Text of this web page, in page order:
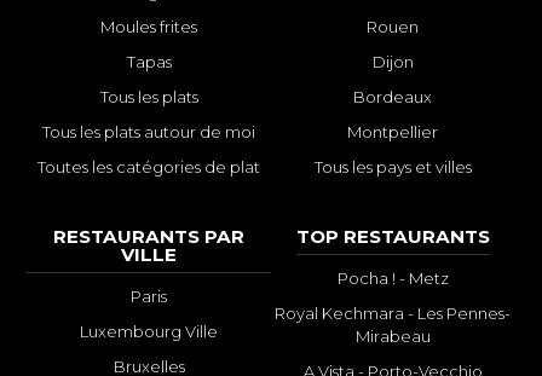
Moules frites
Tapas
Tous les plats
Tous les plats autour de moi
Toutes les catégories de plat
Rouen
Dijon
Bordeaux
Montpellier
Tous les pays et villes
RESTAURANTS PAR
VILLE
Paris
Luxembourg Ville
Bruxelles
TOP RESTAURANTS
Pocha ! - Metz
Royal Kechmara - Les Pennes-
Mirabeau
A Vista - Porto-Vecchio